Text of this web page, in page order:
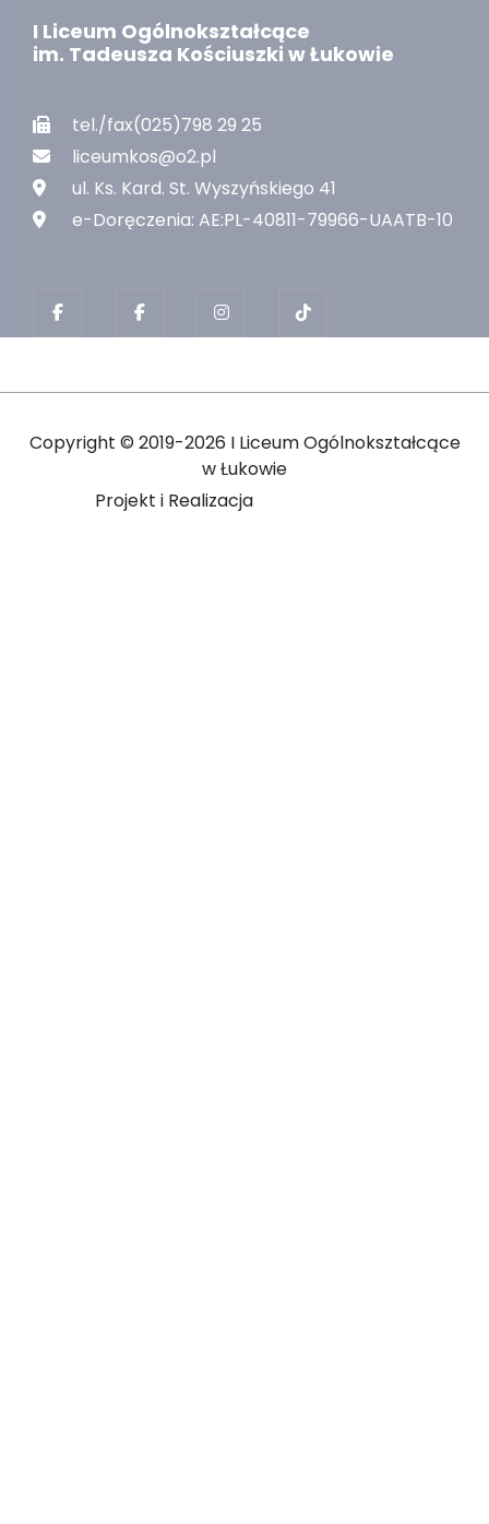
I Liceum Ogólnokształcące
im. Tadeusza Kościuszki w Łukowie
tel./fax(025)798 29 25
liceumkos@o2.pl
ul. Ks. Kard. St. Wyszyńskiego 41
e-Doręczenia: AE:PL-40811-79966-UAATB-10
Copyright © 2019-2026 I Liceum Ogólnokształcące
w Łukowie
Projekt i Realizacja